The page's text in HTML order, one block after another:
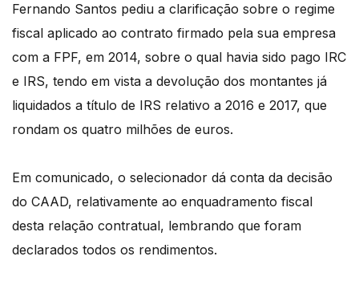
Fernando Santos pediu a clarificação sobre o regime
fiscal aplicado ao contrato firmado pela sua empresa
com a FPF, em 2014, sobre o qual havia sido pago IRC
e IRS, tendo em vista a devolução dos montantes já
liquidados a título de IRS relativo a 2016 e 2017, que
rondam os quatro milhões de euros.
Em comunicado, o selecionador dá conta da decisão
do CAAD, relativamente ao enquadramento fiscal
desta relação contratual, lembrando que foram
declarados todos os rendimentos.